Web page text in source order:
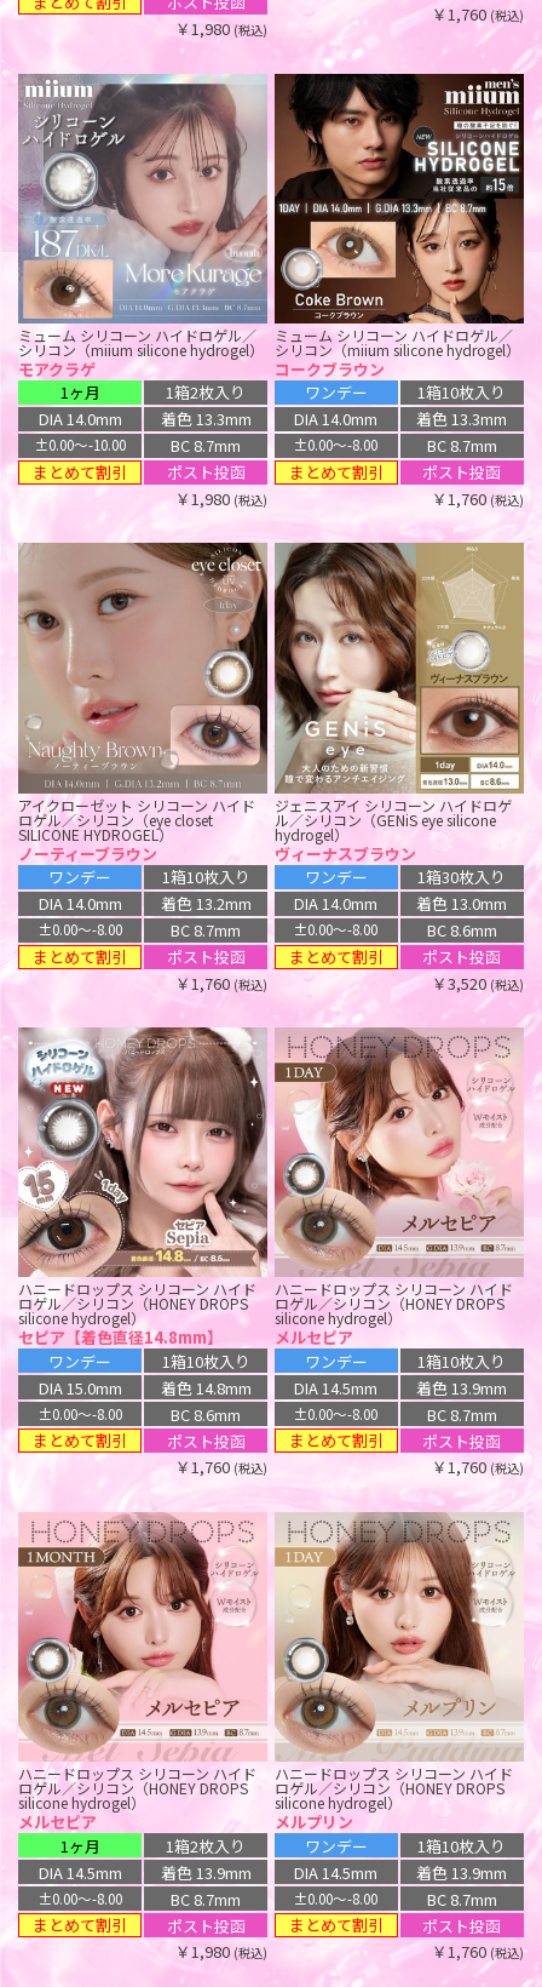
￥1,980 (税込)
￥1,760 (税込)
ミューム シリコーン ハイドロゲル／
シリコン（miium silicone hydrogel）
モアクラゲ
1ヶ月
1箱2枚入り
DIA 14.0mm
着色 13.3mm
±0.00〜-10.00
BC 8.7mm
まとめて割引
ポスト投函
￥1,980 (税込)
ミューム シリコーン ハイドロゲル／
シリコン（miium silicone hydrogel）
コークブラウン
ワンデー
1箱10枚入り
DIA 14.0mm
着色 13.3mm
±0.00〜-8.00
BC 8.7mm
まとめて割引
ポスト投函
￥1,760 (税込)
アイクローゼット シリコーン ハイド
ロゲル／シリコン（eye closet
SILICONE HYDROGEL）
ノーティーブラウン
ワンデー
1箱10枚入り
DIA 14.0mm
着色 13.2mm
±0.00〜-8.00
BC 8.7mm
まとめて割引
ポスト投函
￥1,760(税込)
ジェニスアイ シリコーン ハイドロゲ
ル／シリコン（GENiS eye silicone
hydrogel）
ヴィーナスブラウン
ワンデー
1箱30枚入り
DIA 14.0mm
着色 13.0mm
±0.00〜-8.00
BC 8.6mm
まとめて割引
ポスト投函
￥3,520 (税込)
ハニードロップス シリコーン ハイド
ロゲル／シリコン（HONEY DROPS
silicone hydrogel）
セピア【着色直径14.8mm】
ワンデー
1箱10枚入り
DIA 15.0mm
着色 14.8mm
±0.00〜-8.00
BC 8.6mm
まとめて割引
ポスト投函
￥1,760 (税込)
ハニードロップス シリコーン ハイド
ロゲル／シリコン（HONEY DROPS
silicone hydrogel）
メルセピア
ワンデー
1箱10枚入り
DIA 14.5mm
着色 13.9mm
±0.00〜-8.00
BC 8.7mm
まとめて割引
ポスト投函
￥1,760 (税込)
ハニードロップス シリコーン ハイド
ロゲル／シリコン（HONEY DROPS
silicone hydrogel）
メルセピア
1ヶ月
1箱2枚入り
DIA 14.5mm
着色 13.9mm
±0.00〜-8.00
BC 8.7mm
まとめて割引
ポスト投函
￥1,980 (税込)
ハニードロップス シリコーン ハイド
ロゲル／シリコン（HONEY DROPS
silicone hydrogel）
メルプリン
ワンデー
1箱10枚入り
DIA 14.5mm
着色 13.9mm
±0.00〜-8.00
BC 8.7mm
まとめて割引
ポスト投函
￥1,760 (税込)
まとめて割引
ポスト投函
￥1,760 (税込)
まとめて割引
ポスト投函
￥1,760
(税込)
ジェニスアイ シリコーン ハイドロゲ
ル／シリコン（GENiS eye silicone
hydrogel）
マーキュリーグレージュ
ワンデー
1箱30枚入り
DIA 14.0mm
着色 13.0mm
±0.00〜-8.00
BC 8.6mm
ポスト投函
ハニードロップス シリコーン ハイド
ロゲル／シリコン（HONEY DROPS
silicone hydrogel）
メルブランカ
ワンデー
1箱10枚入り
DIA 14.5mm
着色 13.9mm
±0.00〜-8.00
BC 8.7mm
ポスト投函
￥1,760
(税込)
バブリス シリコーン ハイドロゲル／
シリコン（Babris silicone hydrogel）
ルナリーグレー
ワンデー
1箱10枚入り
DIA 14.5mm
着色 13.8mm
±0.00〜-8.00
BC 8.7mm
まとめて割引
ポスト投函
￥1,760
バブリス シリコーン ハイドロゲル／
シリコン（Babris silicone hydrogel）
ダーリーグレージュ
ワンデー
1箱10枚入り
DIA 14.5mm
着色 13.8mm
±0.00〜-8.00
BC 8.7mm
まとめて割引
ポスト投函
￥1,760(税込)
エバーカラー シリコーン ハイドロゲ
ル／シリコン（EverColor silicone
hydrogel）
パールスノーグレー
1ヶ月
1箱2枚入り
DIA 14.5mm
着色 13.8mm
±0.00〜-10.00
BC 8.7mm
ポスト投函
￥1,760
ミフェ シリコーン ハイドロゲル／シ
リコン（Mifee silicone hydrogel）
グラセグレー
ワンデー
1箱10枚入り
DIA 14.5mm
着色 13.8mm
±0.00〜-8.00
BC 8.7mm
ポスト投函
￥1,760 (税込)
アンヴィ シリコーン ハイドロゲル／
シリコン（envie silicone hydrogel）
コラットグレー
ワンデー
1箱10枚入り
DIA 14.2mm
着色 13.2mm
±0.00〜-8.00
BC 8.7mm
ポスト投函
￥1,980 (税込)
ワンデー リフレア アンローラ シリコ
ーン ハイドロゲル／シリコン（1-DAY
refrear Unrolla silicone hydrogel）
ルナングレー【回らない水光】
ワンデー
1箱10枚入り
DIA 14.5mm
着色 13.3mm
±0.00〜-8.00
BC 8.7mm
ポスト投函
￥1,815
ミフェ シリコーン ハイドロゲル／シ
リコン（Mifee silicone hydrogel）
ピュールベージュ
ワンデー
1箱10枚入り
DIA 14.5mm
着色 13.8mm
±0.00〜-8.00
BC 8.7mm
ポスト投函
￥1,760(税込)
ワンデー リフレア アンローラ シリコ
ーン ハイドロゲル／シリコン（1-DAY
refrear Unrolla silicone hydrogel）
ルナンベージュ【回らない水光】
ワンデー
1箱10枚入り
DIA 14.5mm
着色 13.1mm
±0.00〜-8.00
BC 8.7mm
ポスト投函
￥1,815(税込)
ワンデー リフレア エーアイ シリコー
ン ハイドロゲル／シリコン（1day
refrear a-eye silicone hydrogel）
キューティーベージュ
ワンデー
1箱10枚入り
DIA 14.0mm
着色 12.7mm
±0.00〜-8.00
BC 8.7mm
ポスト投函
￥1,760(税込)
ラルム シリコーン ハイドロゲル／シ
リコン（LARME SILICONE
HYDROGEL）
アディクティーベージュ
ワンデー
1箱10枚入り
DIA 14.5mm
着色 13.8mm
±0.00〜-10.00
BC 8.7mm
ポスト投函
￥1,760(税込)
ラルム シリコーン ハイドロゲル／シ
リコン（LARME SILICONE
HYDROGEL）
シアーリングベージュ
ワンデー
1箱10枚入り
DIA 14.0mm
着色 13.0mm
±0.00〜-10.00
BC 8.7mm
ポスト投函
￥1,760(税込)
ラルム シリコーン ハイドロゲル／シ
リコン（LARME SILICONE
HYDROGEL）
クリスタルベージュ
ワンデー
1箱10枚入り
DIA 14.0mm
着色 13.0mm
±0.00〜-10.00
BC 8.7mm
ポスト投函
￥1,760(税込)
±0.00〜-8.00
BC 8.6mm
ポスト投函
￥1,760(税込)
±0.00〜-8.00
BC 8.7mm
まとめて割引
ポスト投函
￥1,760(税込)
デューリット シリコーン ハイドロゲ
ル／シリコン（Dewlit silicone
hydrogel）
ピンクデュー【回らない水光】
ワンデー
1箱10枚入り
DIA 14.5mm
着色 13.6mm
BC 8.7mm
まとめて割引
ポスト投函
￥1,760(税込)
ハニードロップス シリコーン ハイド
ロゲル／シリコン（HONEY DROPS
silicone hydrogel）
ピンクミステリア
ワンデー
1箱10枚入り
DIA 14.5mm
着色 13.6mm
BC 8.7mm
まとめて割引
ポスト投函
￥1,760
エバーカラー シリコーン ハイドロゲ
ル／シリコン（EverColor silicone
hydrogel）
ピュアマカロン
1ヶ月
1箱2枚入り
DIA 14.5mm
着色 13.8mm
BC 8.7mm
￥1,760(税込)
ワンデー リフレア アンローラ シリコ
ーン ハイドロゲル／シリコン（1-DAY
refrear Unrolla silicone hydrogel）
ルナンピンク【回らない水光】
ワンデー
1箱10枚入り
DIA 14.5mm
着色 13.8mm
±0.00〜-8.00
BC 8.7mm
ポスト投函
￥1,815(税込)
ワンデー リフレア エーアイ シリコー
ン ハイドロゲル／シリコン（1day
refrear a-eye silicone hydrogel）
メルティングピンク
ワンデー
1箱10枚入り
DIA 14.0mm
着色 13.1mm
BC 8.7mm
￥1,760(税込)
ワンデー リフレア エーアイ シリコー
ン ハイドロゲル／シリコン（1day
refrear a-eye silicone hydrogel）
ジェニーピンク
ワンデー
1箱10枚入り
DIA 14.5mm
着色 13.7mm
BC 8.7mm
￥1,760(税込)
ルミア コンフォート 2ウィーク サー
クル シリコーン ハイドロゲル／シリ
コン（LuMia comfort 2week CIRCLE
silicone hydrogel）
ワッフルピンク
2週間
1箱6枚入り
着色 13.2mm
BC 8.8mm
ルミア コンフォート ワンデー サーク
ル シリコーン ハイドロゲル／シリコ
ン（LuMia comfort 1day CIRCLE
silicone hydrogel）
ワッフルピンク
ワンデー
1箱10枚入り
DIA 14.1mm
着色 13.2mm
±0.00〜-9.50
BC 8.8mm